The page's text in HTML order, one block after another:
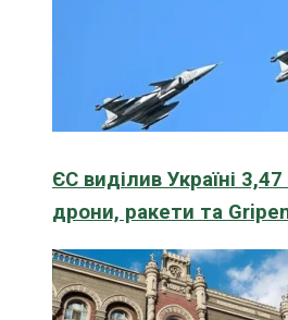
ЄС виділив Україні
дрони, ракети та